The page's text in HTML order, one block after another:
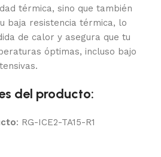
térmica, sino que también
baja resistencia térmica, lo
de calor y asegura que tu
óptimas, incluso bajo
del producto:
: RG-ICE2-TA15-R1